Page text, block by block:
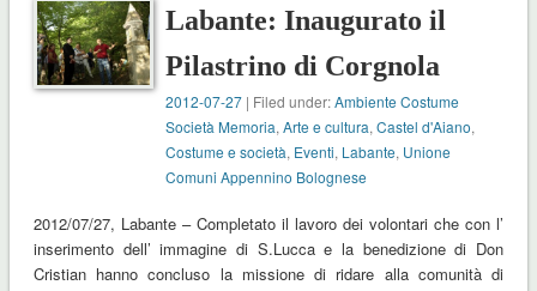
Labante: Inaugurato il
Pilastrino di Corgnola
2012-07-27 | Filed under:Ambiente Costume
Società Memoria,Arte e cultura,Castel d'Aiano,
Costume e società, Eventi, Labante, Unione
Comuni Appennino Bolognese
2012/07/27, Labante – Completato il lavoro dei volontari che con l’
inserimento dell’ immagine di S.Lucca e la benedizione di Don
Cristian hanno concluso la missione di ridare alla comunità di